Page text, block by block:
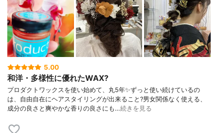
5.00
和洋・多様性に優れたWAX?
プロダクトワックスを使い始めて、丸5年✨ずっと使い続けているの
は、自由自在にヘアスタイリングが出来ること?男女関係なく使える、
成分の良さと爽やかな香りの良さにも…続きを見る